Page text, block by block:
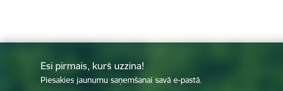
Esi pirmais, kurš uzzina!
Piesakies jaunumu saņemšanai savā e-pastā.